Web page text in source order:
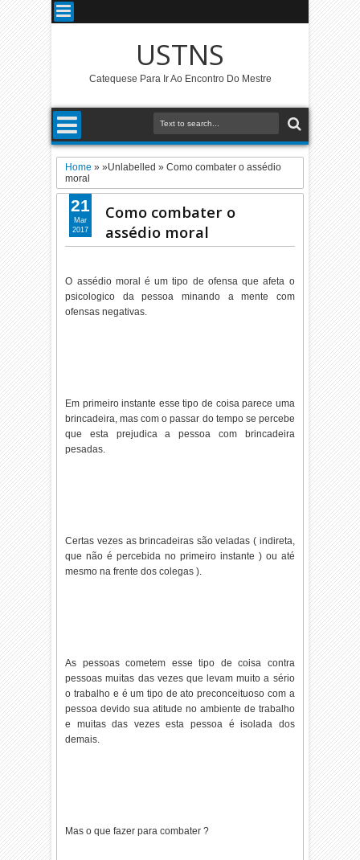
USTNS
Catequese Para Ir Ao Encontro Do Mestre
Home » »Unlabelled »Como combater o assédio
moral
Como combater o
assédio moral
O assédio moral é um tipo de ofensa que afeta o
psicologico da pessoa minando a mente com
ofensas negativas.
Em primeiro instante esse tipo de coisa parece uma
brincadeira, mas com o passar do tempo se percebe
que esta prejudica a pessoa com brincadeira
pesadas.
Certas vezes as brincadeiras são veladas ( indireta,
que não é percebida no primeiro instante ) ou até
mesmo na frente dos colegas ).
As pessoas cometem esse tipo de coisa contra
pessoas muitas das vezes que levam muito a sério
o trabalho e é um tipo de ato preconceituoso com a
pessoa devido sua atitude no ambiente de trabalho
e muitas das vezes esta pessoa é isolada dos
demais.
Mas o que fazer para combater ?
21
Mar
2017